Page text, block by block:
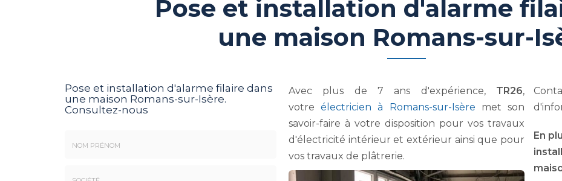
Pose et installation d'alarme
une maison Romans-sur-
Pose et installation d'alarme filaire dans
une maison Romans-sur-Isère.
Consultez-nous
Avec plus de 7 ans d'expérience, TR26,
votreélectricien à Romans-sur-Isère met son
savoir-faire à votre disposition pour vos travaux
d'électricité intérieur et extérieur ainsi que pour
vos travaux de plâtrerie.
En